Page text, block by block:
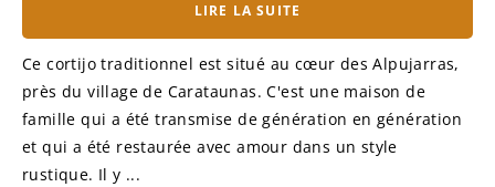
LIRE LA SUITE
Ce cortijo traditionnel est situé au cœur des Alpujarras,
près du village de Carataunas. C'est une maison de
famille qui a été transmise de génération en génération
et qui a été restaurée avec amour dans un style
rustique. Il y ...